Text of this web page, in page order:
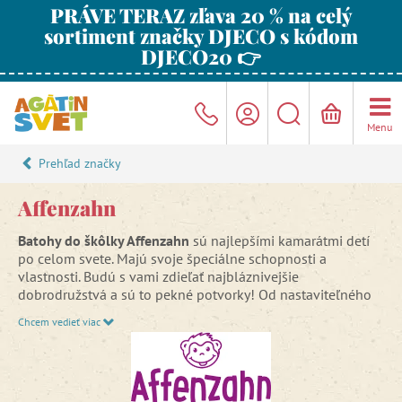
PRÁVE TERAZ zľava 20 % na celý
sortiment značky DJECO s kódom
DJECO20 👉
Menu
Prehľad značky
Affenzahn
Batohy do škôlky Affenzahn sú najlepšími kamarátmi detí
po celom svete. Majú svoje špeciálne schopnosti a
vlastnosti. Budú s vami zdieľať najbláznivejšie
dobrodružstvá a sú to pekné potvorky! Od nastaviteľného
prsného pásu až po zatváranie na zips, každučký detail je s
láskou premyslený. Batohy do škôlky Affenzahn sú
a funkčné zároveň
pre predškolské deti ponúkajú oveľa
Chcem vedieť viac